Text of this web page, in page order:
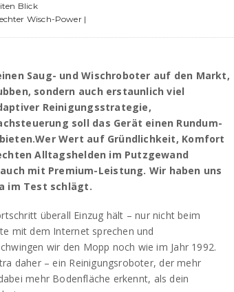
Blick
Wisch-Power |
Saug- und Wischroboter auf den Markt,
sondern auch erstaunlich viel
Reinigungsstrategie,
soll das Gerät einen Rundum-
Wert auf Gründlichkeit, Komfort
Alltagshelden im Putzgewand
mit Premium-Leistung. Wir haben uns
im Test schlägt.
überall Einzug hält – nur nicht beim
mit dem Internet sprechen und
wir den Mopp noch wie im Jahr 1992.
daher – ein Reinigungsroboter, der mehr
mehr Bodenfläche erkennt, als dein